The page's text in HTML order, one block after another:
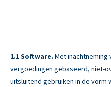
Software. Met
vergoedingen gebaseerd, niet-
uitsluitend gebruiken in de vorm